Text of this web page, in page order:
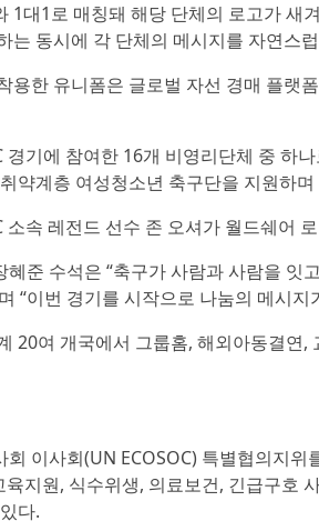
1대1로 매칭돼 해당 단체의 로고가
는 동시에 각 단체의 메시지를 자연스
용한 유니폼은 글로벌 자선 경매 플랫
경기에 참여한 16개 비영리단체 중 하
약계층 여성청소년 축구단을 지원하
소속 레전드 선수 존 오셔가 월드쉐어
혜준 수석은 “축구가 사람과 사람을
“이번 경기를 시작으로 나눔의 메시
20여 개국에서 그룹홈, 해외아동결
회 이사회(UN ECOSOC) 특별협의지
지원, 식수위생, 의료보건, 긴급구호
다.